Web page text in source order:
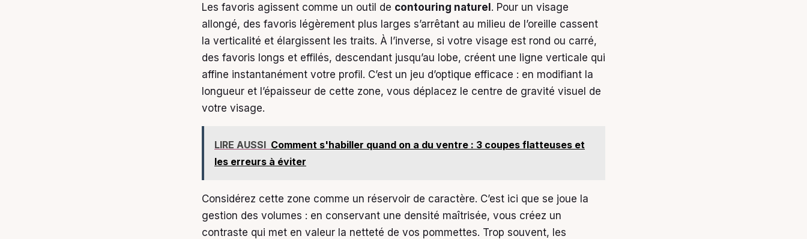
Les favoris agissent comme un outil de contouring naturel. Pour un visage
allongé, des favoris légèrement plus larges s’arrêtant au milieu de l’oreille cassent
la verticalité et élargissent les traits. À l’inverse, si votre visage est rond ou carré,
des favoris longs et effilés, descendant jusqu’au lobe, créent une ligne verticale qui
affine instantanément votre profil. C’est un jeu d’optique efficace : en modifiant la
longueur et l’épaisseur de cette zone, vous déplacez le centre de gravité visuel de
votre visage.
LIRE AUSSI Comment s'habiller quand on a du ventre : 3 coupes flatteuses et
les erreurs à éviter
Considérez cette zone comme un réservoir de caractère. C’est ici que se joue la
gestion des volumes : en conservant une densité maîtrisée, vous créez un
contraste qui met en valeur la netteté de vos pommettes. Trop souvent, les